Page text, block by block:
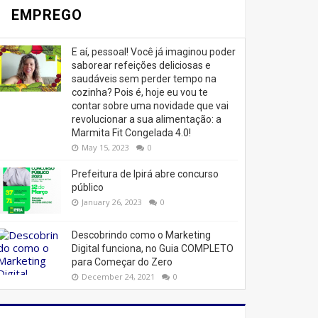
EMPREGO
E aí, pessoal! Você já imaginou poder
saborear refeições deliciosas e
saudáveis ​​sem perder tempo na
cozinha? Pois é, hoje eu vou te
contar sobre uma novidade que vai
revolucionar a sua alimentação: a
Marmita Fit Congelada 4.0!
May 15, 2023 0
Prefeitura de Ipirá abre concurso
público
January 26, 2023 0
Descobrindo como o Marketing
Digital funciona, no Guia COMPLETO
para Começar do Zero
December 24, 2021 0